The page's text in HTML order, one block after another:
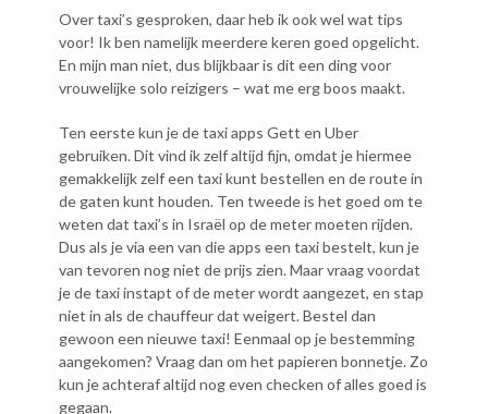
Over taxi’s gesproken, daar heb ik ook wel wat tips
voor! Ik ben namelijk meerdere keren goed opgelicht.
En mijn man niet, dus blijkbaar is dit een ding voor
vrouwelijke solo reizigers – wat me erg boos maakt.
Ten eerste kun je de taxi apps Gett en Uber
gebruiken. Dit vind ik zelf altijd fijn, omdat je hiermee
gemakkelijk zelf een taxi kunt bestellen en de route in
de gaten kunt houden. Ten tweede is het goed om te
weten dat taxi’s in Israël op de meter moeten rijden.
Dus als je via een van die apps een taxi bestelt, kun je
van tevoren nog niet de prijs zien. Maar vraag voordat
je de taxi instapt of de meter wordt aangezet, en stap
niet in als de chauffeur dat weigert. Bestel dan
gewoon een nieuwe taxi! Eenmaal op je bestemming
aangekomen? Vraag dan om het papieren bonnetje. Zo
kun je achteraf altijd nog even checken of alles goed is
gegaan.